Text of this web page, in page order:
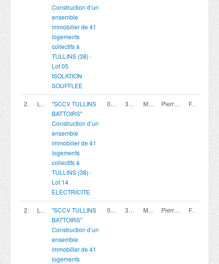
Construction d’un
ensemble
immobilier de 41
logements
collectifs à
TULLINS (38) -
Lot 05
ISOLATION
SOUFFLEE
200420015 Lot 14
"SCCV TULLINS
BATTOIRS"
Construction d’un
ensemble
immobilier de 41
logements
collectifs à
TULLINS (38) -
Lot 14
ELECTRICITE
07/08/2026 30/09/2026 16:00 Marché privé Pierreval Agence Rhone Alpes France
200420004 Lot 03
"SCCV TULLINS
BATTOIRS"
Construction d’un
ensemble
immobilier de 41
logements
07/08/2026 30/09/2026 16:00 Marché privé Pierreval Agence Rhone Alpes France